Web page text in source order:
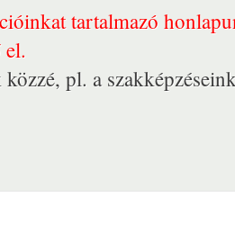
tartalmazó
pl. a